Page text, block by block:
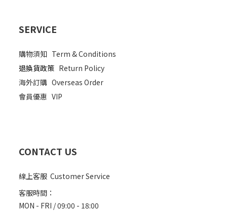
SERVICE
購物須知 Term & Conditions
退換貨政策 Return Policy
海外訂購 Overseas Order
會員優惠 VIP
CONTACT US
線上客服 Customer Service
客服時間：
MON - FRI / 09:00 - 18:00